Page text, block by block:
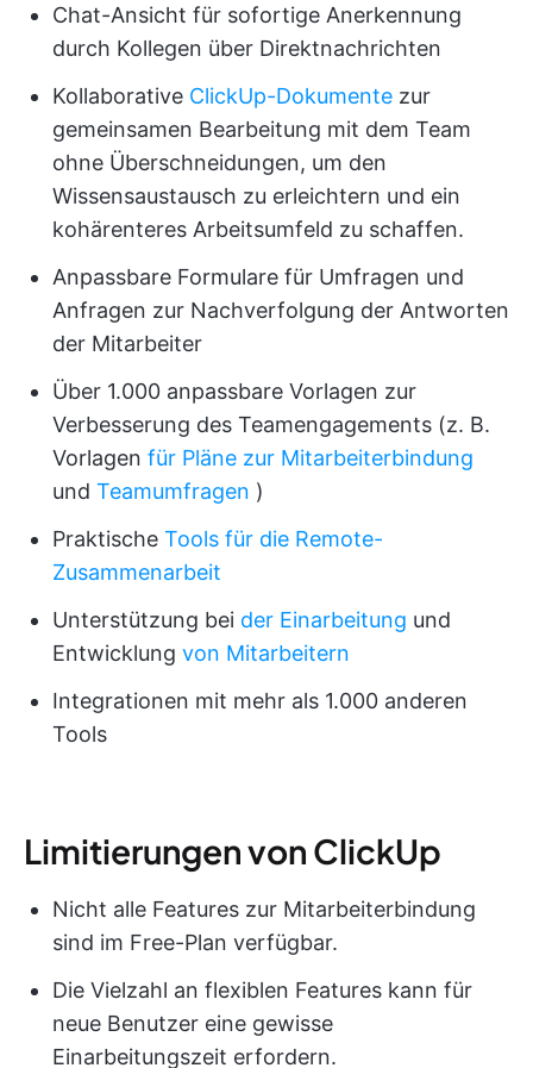
Chat-Ansicht für sofortige Anerkennung
durch Kollegen über Direktnachrichten
Kollaborative ClickUp-Dokumente zur
gemeinsamen Bearbeitung mit dem Team
ohne Überschneidungen, um den
Wissensaustausch zu erleichtern und ein
kohärenteres Arbeitsumfeld zu schaffen.
Anpassbare Formulare für Umfragen und
Anfragen zur Nachverfolgung der Antworten
der Mitarbeiter
Über 1.000 anpassbare Vorlagen zur
Verbesserung des Teamengagements (z. B.
Vorlagen für Pläne zur Mitarbeiterbindung
und Teamumfragen )
Praktische Tools für die Remote-
Zusammenarbeit
Unterstützung bei der Einarbeitung und
Entwicklung von Mitarbeitern
Integrationen mit mehr als 1.000 anderen
Tools
Limitierungen von ClickUp
Nicht alle Features zur Mitarbeiterbindung
sind im Free-Plan verfügbar.
Die Vielzahl an flexiblen Features kann für
neue Benutzer eine gewisse
Einarbeitungszeit erfordern.